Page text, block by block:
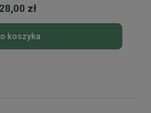
28,00 zł
koszyka